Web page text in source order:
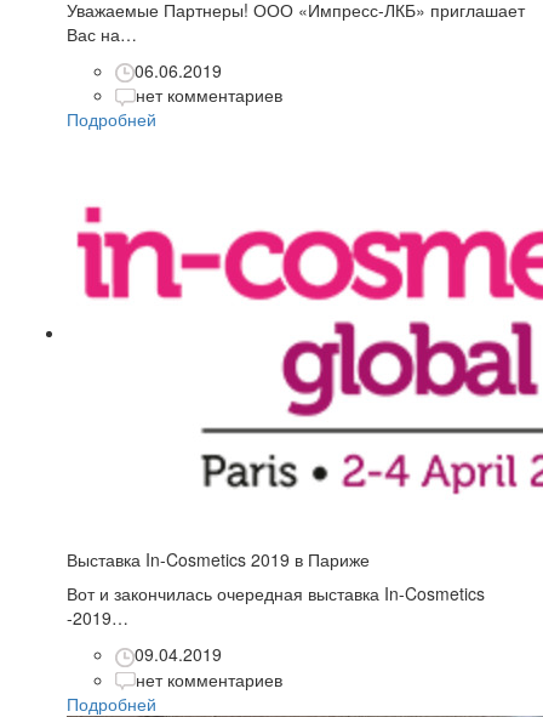
Уважаемые Партнеры! ООО «Импресс-ЛКБ» приглашает
Вас на…
06.06.2019
нет комментариев
Подробней
Выставка In-Cosmetics 2019 в Париже
Вот и закончилась очередная выставка In-Cosmetics
-2019…
09.04.2019
нет комментариев
Подробней